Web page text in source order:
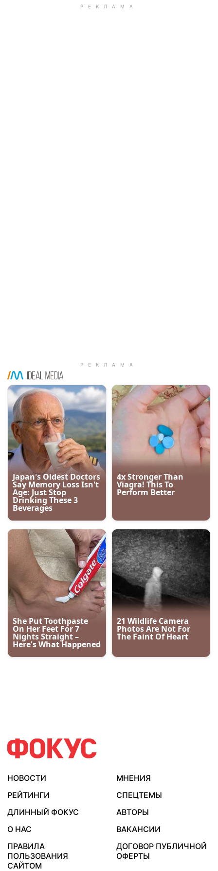
НОВОСТИ
МНЕНИЯ
РЕЙТИНГИ
СПЕЦТЕМЫ
ДЛИННЫЙ ФОКУС
АВТОРЫ
О НАС
ВАКАНСИИ
ПРАВИЛА
ПОЛЬЗОВАНИЯ
САЙТОМ
ДОГОВОР ПУБЛИЧНОЙ
ОФЕРТЫ